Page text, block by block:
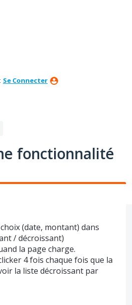
Se Connecter
fonctionnalité
(date, montant) dans
/ décroissant)
la page charge.
4 fois chaque fois que la
la liste décroissant par